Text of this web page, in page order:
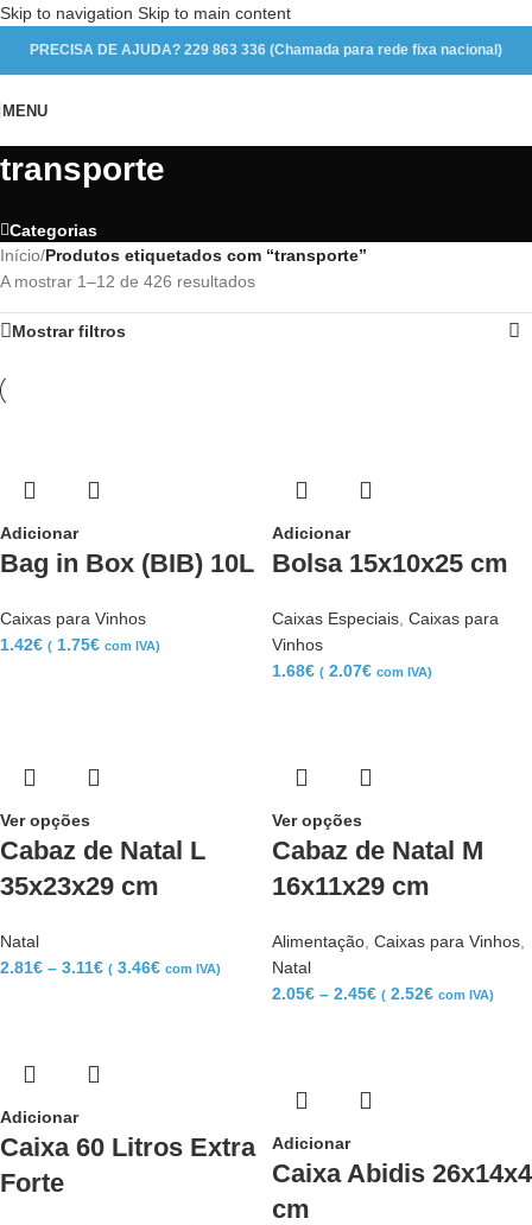
Skip to navigation Skip to main content
PRECISA DE AJUDA? 229 863 336 (Chamada para rede fixa nacional)
MENU
transporte
Categorias
Início/Produtos etiquetados com “transporte”
A mostrar 1–12 de 426 resultados
Mostrar filtros
Adicionar
Bag in Box (BIB) 10L
Caixas para Vinhos
1.42€ ( 1.75€ com IVA)
Adicionar
Bolsa 15x10x25 cm
Caixas Especiais Caixas para
Vinhos
1.68€ ( 2.07€ com IVA)
Ver opções
Cabaz de Natal L
35x23x29 cm
Natal
2.81€ – 3.11€ ( 3.46€ com IVA)
Ver opções
Cabaz de Natal M
16x11x29 cm
Alimentação Caixas para Vinhos
Natal
2.05€ – 2.45€ ( 2.52€ com IVA)
Adicionar
Caixa 60 Litros Extra
Forte
Adicionar
Caixa Abidis 26x14x4
cm